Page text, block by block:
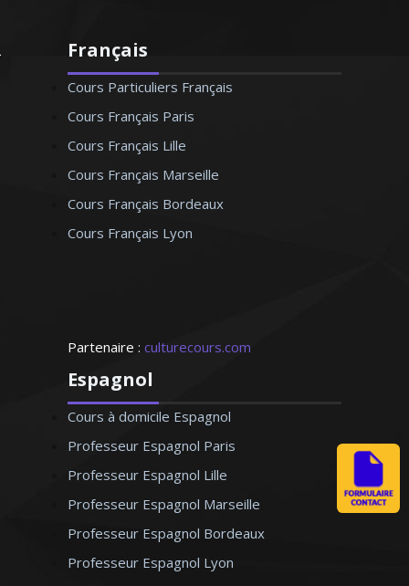
Français
Cours Particuliers Français
Cours Français Paris
Cours Français Lille
Cours Français Marseille
Cours Français Bordeaux
Cours Français Lyon
Partenaire : culturecours.com
Espagnol
Cours à domicile Espagnol
Professeur Espagnol Paris
Professeur Espagnol Lille
Professeur Espagnol Marseille
Professeur Espagnol Bordeaux
Professeur Espagnol Lyon